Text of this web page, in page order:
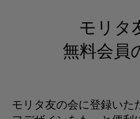
モリタ
無料会員
モリタ友の会に登録いた